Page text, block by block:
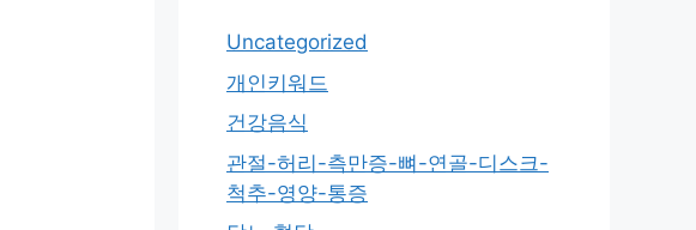
Uncategorized
개인키워드
건강음식
관절-허리-측만증-뼈-연골-디스크-
척추-영양-통증